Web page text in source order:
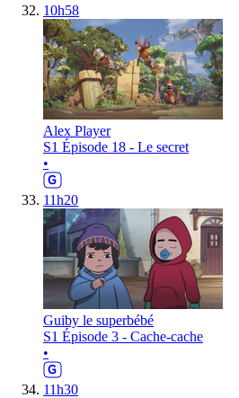
10h58
Alex Player
S1 Épisode 18 - Le secret
•
11h20
Guiby le superbébé
S1 Épisode 3 - Cache-cache
•
11h30